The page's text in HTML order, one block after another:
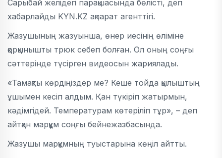
Сарыбай желідегі парақшасында бөлісті, деп
хабарлайды KYN.KZ ақпарат агенттігі.
Жазушының жазуынша, өнер иесінің өліміне
қорқынышты трюк себеп болған. Ол оның соңғы
сәттерінде түсірген видеосын жариялады.
«Тамақты көрдіңіздер ме? Кеше тойда қылыштың
ұшымен кесіп алдым. Қан түкіріп жатырмын,
кәдімгідей. Температурам көтеріліп тұр», – деп
айтқан марқұм соңғы бейнежазбасында.
Жазушы марқұмның туыстарына көңіл айтты.